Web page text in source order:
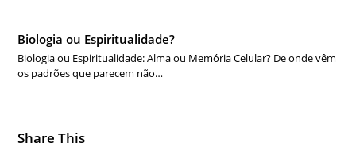
Biologia ou Espiritualidade?
Biologia ou Espiritualidade: Alma ou Memória Celular? De onde vêm
os padrões que parecem não…
Share This